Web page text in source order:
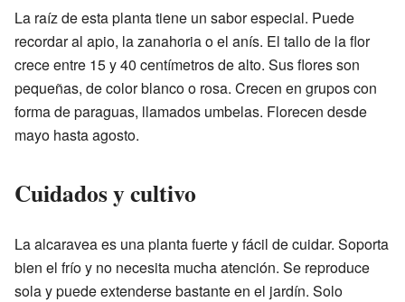
La raíz de esta planta tiene un sabor especial. Puede
recordar al apio, la zanahoria o el anís. El tallo de la flor
crece entre 15 y 40 centímetros de alto. Sus flores son
pequeñas, de color blanco o rosa. Crecen en grupos con
forma de paraguas, llamados umbelas. Florecen desde
mayo hasta agosto.
Cuidados y cultivo
La alcaravea es una planta fuerte y fácil de cuidar. Soporta
bien el frío y no necesita mucha atención. Se reproduce
sola y puede extenderse bastante en el jardín. Solo